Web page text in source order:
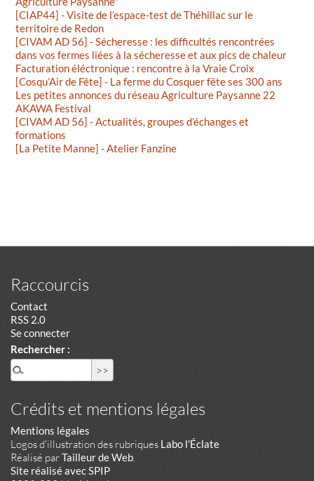
[CIAP44] - Visite de l’espace-test de Théhillac sur le
territoire de Redon
[CIVAM AD 56] - Sécheresse : les difficultés rencontrées
dans vos fermes liées à la sécheresse et aux pics de chaleur
Facturation éléctronique : rencontre à la Vraie Croix
[Cosqu’Air de Fête] - La ferme du Cosquer fête ses 300 ans
Les petites annonces du réseau Agriculture Paysanne 22
AKAWA Festival
[CIVAM AD 56] - Actualités, groupes d’échanges et
formations
[La Petite Manne] - Atelier Fanzine
Raccourcis
Contact
RSS 2.0
Se connecter
Rechercher :
Crédits et mentions légales
Mentions légales
Logos d'illustration des rubriques Labo l'Éclate
Réalisé parTailleur de Web
Site réalisé avec SPIP